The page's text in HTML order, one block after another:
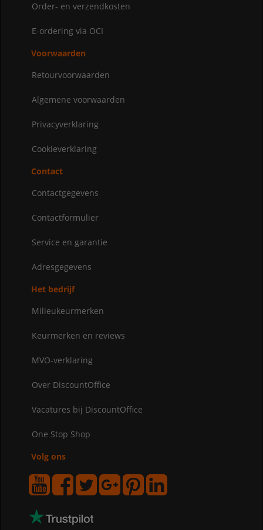
Order- en verzendkosten
E-ordering via OCI
Voorwaarden
Retourvoorwaarden
Algemene voorwaarden
Privacyverklaring
Cookieverklaring
Contact
Contactgegevens
Contactformulier
Service en garantie
Adresgegevens
Het bedrijf
Milieukeurmerken
Keurmerken en reviews
MVO-verklaring
Over DiscountOffice
Vacatures bij DiscountOffice
One Stop Shop
Volg ons